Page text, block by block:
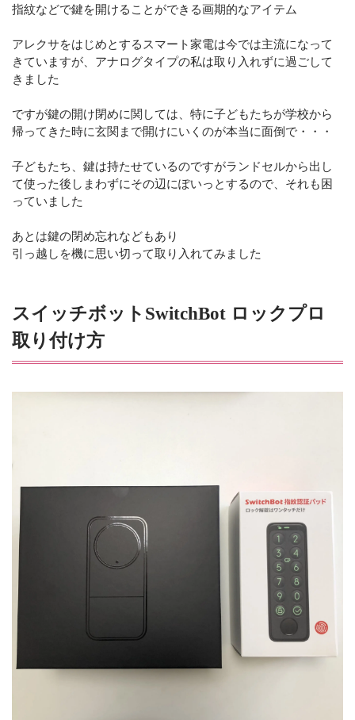
指紋などで鍵を開けることができる画期的なアイテム
アレクサをはじめとするスマート家電は今では主流になって
きていますが、アナログタイプの私は取り入れずに過ごして
きました
ですが鍵の開け閉めに関しては、特に子どもたちが学校から
帰ってきた時に玄関まで開けにいくのが本当に面倒で・・・
子どもたち、鍵は持たせているのですがランドセルから出し
て使った後しまわずにその辺にぽいっとするので、それも困
っていました
あとは鍵の閉め忘れなどもあり
引っ越しを機に思い切って取り入れてみました
スイッチボットSwitchBot ロックプロ
取り付け方